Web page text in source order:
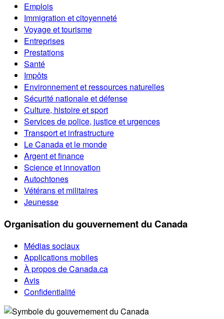
Emplois
Immigration et citoyenneté
Voyage et tourisme
Entreprises
Prestations
Santé
Impôts
Environnement et ressources naturelles
Sécurité nationale et défense
Culture, histoire et sport
Services de police, justice et urgences
Transport et infrastructure
Le Canada et le monde
Argent et finance
Science et innovation
Autochtones
Vétérans et militaires
Jeunesse
Organisation du gouvernement du Canada
Médias sociaux
Applications mobiles
À propos de Canada.ca
Avis
Confidentialité